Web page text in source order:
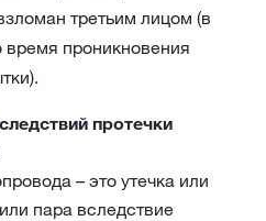
третьим лицом (в
время проникновения
протечки
– это утечка или
пара вследствие